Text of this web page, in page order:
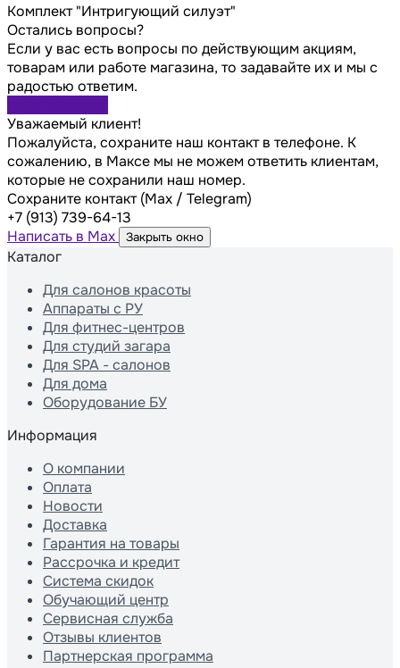
​Комплект "Интригующий силуэт"
Остались вопросы?
Если у вас есть вопросы по действующим акциям,
товарам или работе магазина, то задавайте их и мы с
радостью ответим.
Уважаемый клиент!
Пожалуйста, сохраните наш контакт в телефоне. К
сожалению, в Максе мы не можем ответить клиентам,
которые не сохранили наш номер.
Сохраните контакт (Max / Telegram)
+7 (913) 739-64-13
Написать в Max
Закрыть окно
Каталог
Для салонов красоты
Аппараты с РУ
Для фитнес-центров
Для студий загара
Для SPA - салонов
Для дома
Оборудование БУ
Информация
О компании
Оплата
Новости
Доставка
Гарантия на товары
Рассрочка и кредит
Система скидок
Обучающий центр
Сервисная служба
Отзывы клиентов
Партнерская программа